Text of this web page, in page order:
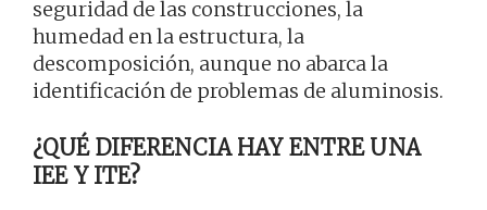
seguridad de las construcciones, la
humedad en la estructura, la
descomposición, aunque no abarca la
identificación de problemas de aluminosis.
¿QUÉ DIFERENCIA HAY ENTRE UNA
IEE Y ITE?